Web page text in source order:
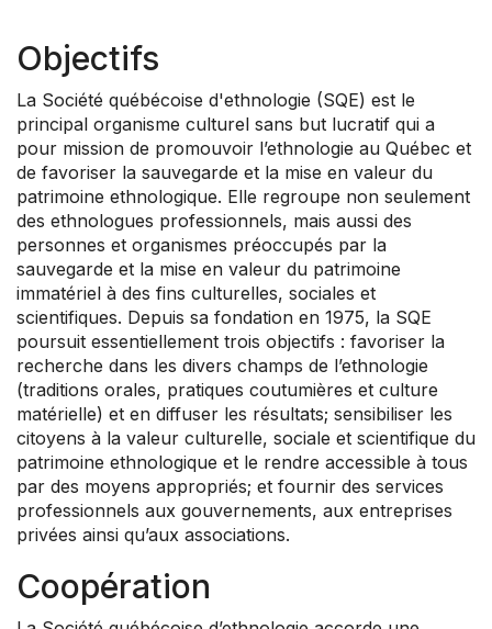
Objectifs
La Société québécoise d'ethnologie (SQE) est le
principal organisme culturel sans but lucratif qui a
pour mission de promouvoir l’ethnologie au Québec et
de favoriser la sauvegarde et la mise en valeur du
patrimoine ethnologique. Elle regroupe non seulement
des ethnologues professionnels, mais aussi des
personnes et organismes préoccupés par la
sauvegarde et la mise en valeur du patrimoine
immatériel à des fins culturelles, sociales et
scientifiques. Depuis sa fondation en 1975, la SQE
poursuit essentiellement trois objectifs : favoriser la
recherche dans les divers champs de l’ethnologie
(traditions orales, pratiques coutumières et culture
matérielle) et en diffuser les résultats; sensibiliser les
citoyens à la valeur culturelle, sociale et scientifique du
patrimoine ethnologique et le rendre accessible à tous
par des moyens appropriés; et fournir des services
professionnels aux gouvernements, aux entreprises
privées ainsi qu’aux associations.
Coopération